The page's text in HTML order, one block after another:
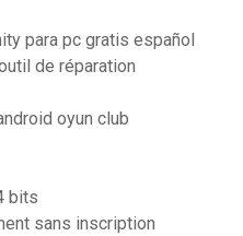
para pc gratis español
de réparation
oyun club
bits
sans inscription